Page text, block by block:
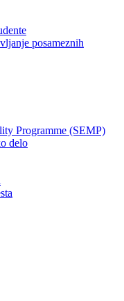
posameznih
Programme (SEMP)
delo